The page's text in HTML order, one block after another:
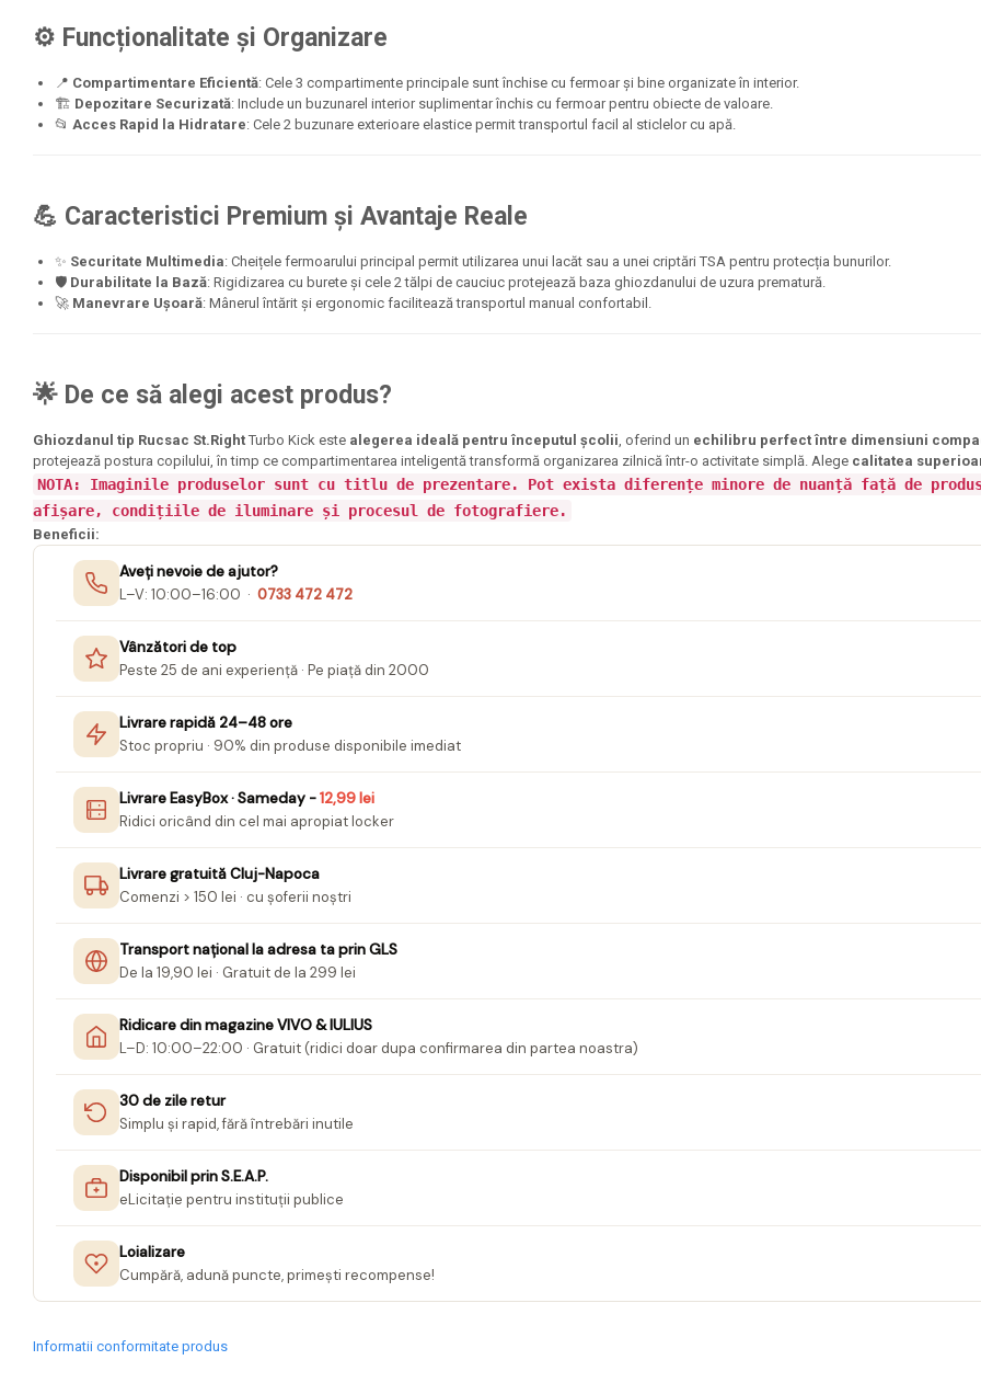
ORGANIZARE SI ARHIVARE
Alonje indosariere
Etichete pentru bibliorafturi
documente
documente
Mape carton cu elastic
Caiete mecanice A4
Caiete mecanice A5
Indecsi autoadezivi,
pagemarkere
Separatoare index si
separatoare biblioraft
Dosare carton
Dosare extensibile
Dosare suspendabile si
suporturi
Dosar plic din plastic cu elastic
Mape plastic cu elastic
Mape de prezentare cu folii
Mape tip plic cu capsa
Serviete pentru documente
Mape conferinta, semnaturi
compartimente
Clipboarduri
Folii de Ambalare
Pungi cu fermoar
Sfoara si Elastice
Suporturi si mape carti vizita
ARTICOLE DE BIROU
Suporturi instrumente de scris
Suporturi verticale pentru
documente
⚙️ Funcționalitate și Organizare
📍 Compartimentare Eficientă: Cele 3 compartimente principale sunt închise cu fermoar și bine organizate în interior.
🏗️ Depozitare Securizată: Include un buzunarel interior suplimentar închis cu fermoar pentru obiecte de valoare.
📂 Acces Rapid la Hidratare: Cele 2 buzunare exterioare elastice permit transportul facil al sticlelor cu apă.
💪 Caracteristici Premium și Avantaje Reale
✨ Securitate Multimedia: Cheițele fermoarului principal permit utilizarea unui lacăt sau a unei criptări TSA pentru protecția bunurilor.
🛡️ Durabilitate la Bază: Rigidizarea cu burete și cele 2 tălpi de cauciuc protejează baza ghiozdanului de uzura prematură.
🚀 Manevrare Ușoară: Mânerul întărit și ergonomic facilitează transportul manual confortabil.
🌟 De ce să alegi acest produs?
Ghiozdanul tip Rucsac St.Right Turbo Kick este alegerea ideală pentru începutul școlii, oferind un echilibru perfect între dimensiuni
protejează postura copilului, în timp ce compartimentarea inteligentă transformă organizarea zilnică într-o activitate simplă. Alege calitatea
NOTA: Imaginile produselor sunt cu titlu de prezentare. Pot exista diferențe minore de nuanță față de
afișare, condițiile de iluminare și procesul de fotografiere.
Beneficii:
Aveți nevoie de ajutor?
L–V: 10:00–16:00 · 0733 472 472
Vânzători de top
Peste 25 de ani experiență · Pe piață din 2000
Livrare rapidă 24–48 ore
Stoc propriu · 90% din produse disponibile imediat
Livrare EasyBox · Sameday -12,99 lei
Ridici oricând din cel mai apropiat locker
Livrare gratuită Cluj-Napoca
Comenzi > 150 lei · cu șoferii noștri
Transport național la adresa ta prin GLS
De la 19,90 lei · Gratuit de la 299 lei
Ridicare din magazine VIVO & IULIUS
L–D: 10:00–22:00 · Gratuit (ridici doar dupa confirmarea din partea noastra)
30 de zile retur
Simplu și rapid, fără întrebări inutile
Disponibil prin S.E.A.P.
eLicitație pentru instituții publice
Loializare
Cumpără, adună puncte, primești recompense!
Informatii conformitate produs